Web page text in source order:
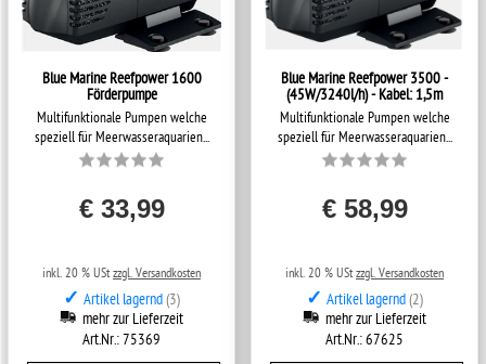
Blue Marine Reefpower 1600
Förderpumpe
Multifunktionale Pumpen welche
speziell für Meerwasseraquarien...
€ 33,99
inkl. 20 % USt zzgl. Versandkosten
✓ Artikel lagernd(3)
mehr zur Lieferzeit
Art.Nr.: 75369
Blue Marine Reefpower 3500 -
(45W/3240l/h) - Kabel: 1,5m
Multifunktionale Pumpen welche
speziell für Meerwasseraquarien...
€ 58,99
inkl. 20 % USt zzgl. Versandkosten
✓ Artikel lagernd(2)
mehr zur Lieferzeit
Art.Nr.: 67625